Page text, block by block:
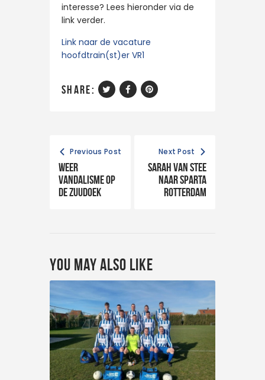
interesse? Lees hieronder via de
link verder.
Link naar de vacature
hoofdtrain(st)er VR1
share:
Previous Post
Weer
vandalisme op
de Zuudoek
Next Post
Sarah van Stee
naar Sparta
Rotterdam
You May Also Like